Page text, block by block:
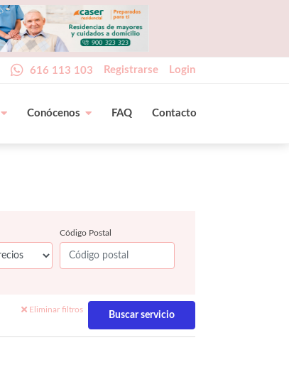
616 113 103 Registrarse Login
Conócenos FAQ Contacto
Código Postal
Eliminar filtros